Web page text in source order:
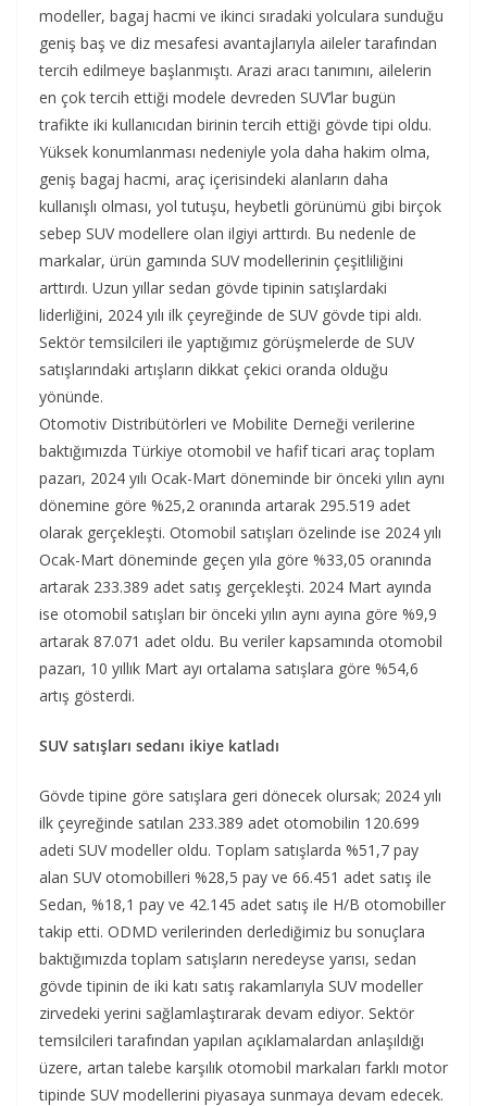
modeller, bagaj hacmi ve ikinci sıradaki yolculara sunduğu
geniş baş ve diz mesafesi avantajlarıyla aileler tarafından
tercih edilmeye başlanmıştı. Arazi aracı tanımını, ailelerin
en çok tercih ettiği modele devreden SUV’lar bugün
trafikte iki kullanıcıdan birinin tercih ettiği gövde tipi oldu.
Yüksek konumlanması nedeniyle yola daha hakim olma,
geniş bagaj hacmi, araç içerisindeki alanların daha
kullanışlı olması, yol tutuşu, heybetli görünümü gibi birçok
sebep SUV modellere olan ilgiyi arttırdı. Bu nedenle de
markalar, ürün gamında SUV modellerinin çeşitliliğini
arttırdı. Uzun yıllar sedan gövde tipinin satışlardaki
liderliğini, 2024 yılı ilk çeyreğinde de SUV gövde tipi aldı.
Sektör temsilcileri ile yaptığımız görüşmelerde de SUV
satışlarındaki artışların dikkat çekici oranda olduğu
yönünde.
Otomotiv Distribütörleri ve Mobilite Derneği verilerine
baktığımızda Türkiye otomobil ve hafif ticari araç toplam
pazarı, 2024 yılı Ocak-Mart döneminde bir önceki yılın aynı
dönemine göre %25,2 oranında artarak 295.519 adet
olarak gerçekleşti. Otomobil satışları özelinde ise 2024 yılı
Ocak-Mart döneminde geçen yıla göre %33,05 oranında
artarak 233.389 adet satış gerçekleşti. 2024 Mart ayında
ise otomobil satışları bir önceki yılın aynı ayına göre %9,9
artarak 87.071 adet oldu. Bu veriler kapsamında otomobil
pazarı, 10 yıllık Mart ayı ortalama satışlara göre %54,6
artış gösterdi.
SUV satışları sedanı ikiye katladı
Gövde tipine göre satışlara geri dönecek olursak; 2024 yılı
ilk çeyreğinde satılan 233.389 adet otomobilin 120.699
adeti SUV modeller oldu. Toplam satışlarda %51,7 pay
alan SUV otomobilleri %28,5 pay ve 66.451 adet satış ile
Sedan, %18,1 pay ve 42.145 adet satış ile H/B otomobiller
takip etti. ODMD verilerinden derlediğimiz bu sonuçlara
baktığımızda toplam satışların neredeyse yarısı, sedan
gövde tipinin de iki katı satış rakamlarıyla SUV modeller
zirvedeki yerini sağlamlaştırarak devam ediyor. Sektör
temsilcileri tarafından yapılan açıklamalardan anlaşıldığı
üzere, artan talebe karşılık otomobil markaları farklı motor
tipinde SUV modellerini piyasaya sunmaya devam edecek.